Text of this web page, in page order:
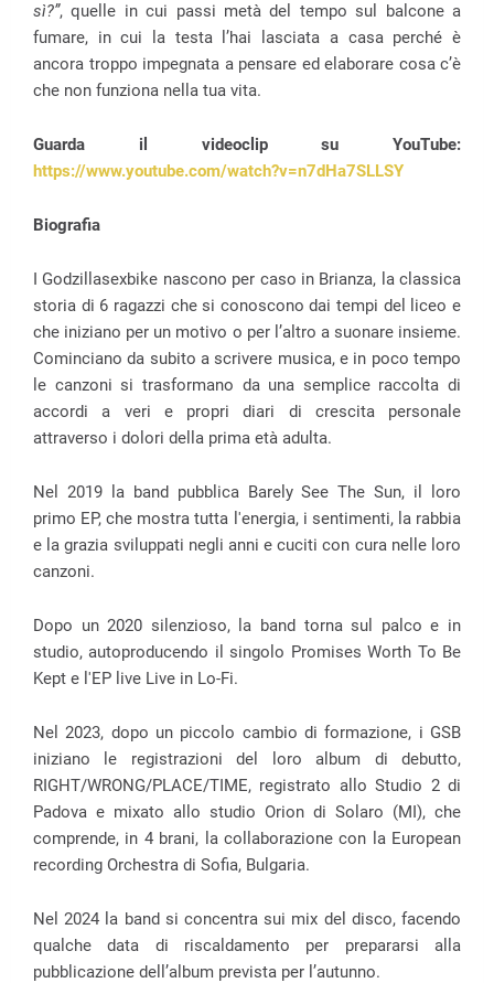
sì?”, quelle in cui passi metà del tempo sul balcone a
fumare, in cui la testa l’hai lasciata a casa perché è
ancora troppo impegnata a pensare ed elaborare cosa c’è
che non funziona nella tua vita.
Guarda il videoclip su YouTube:
https://www.youtube.com/watch?v=n7dHa7SLLSY
Biografia
I Godzillasexbike nascono per caso in Brianza, la classica
storia di 6 ragazzi che si conoscono dai tempi del liceo e
che iniziano per un motivo o per l’altro a suonare insieme.
Cominciano da subito a scrivere musica, e in poco tempo
le canzoni si trasformano da una semplice raccolta di
accordi a veri e propri diari di crescita personale
attraverso i dolori della prima età adulta.
Nel 2019 la band pubblica Barely See The Sun, il loro
primo EP, che mostra tutta l'energia, i sentimenti, la rabbia
e la grazia sviluppati negli anni e cuciti con cura nelle loro
canzoni.
Dopo un 2020 silenzioso, la band torna sul palco e in
studio, autoproducendo il singolo Promises Worth To Be
Kept e l'EP live Live in Lo-Fi.
Nel 2023, dopo un piccolo cambio di formazione, i GSB
iniziano le registrazioni del loro album di debutto,
RIGHT/WRONG/PLACE/TIME, registrato allo Studio 2 di
Padova e mixato allo studio Orion di Solaro (MI), che
comprende, in 4 brani, la collaborazione con la European
recording Orchestra di Sofia, Bulgaria.
Nel 2024 la band si concentra sui mix del disco, facendo
qualche data di riscaldamento per prepararsi alla
pubblicazione dell’album prevista per l’autunno.